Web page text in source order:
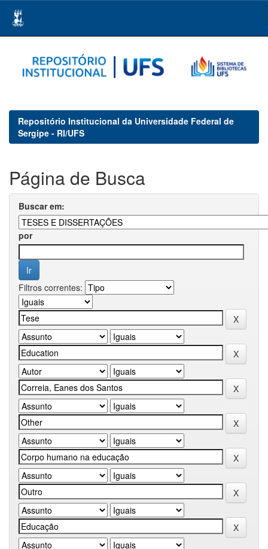
navigation
Repositório Institucional da Universidade Federal de
Sergipe - RI/UFS
Página de Busca
Buscar em:
por
Filtros correntes: